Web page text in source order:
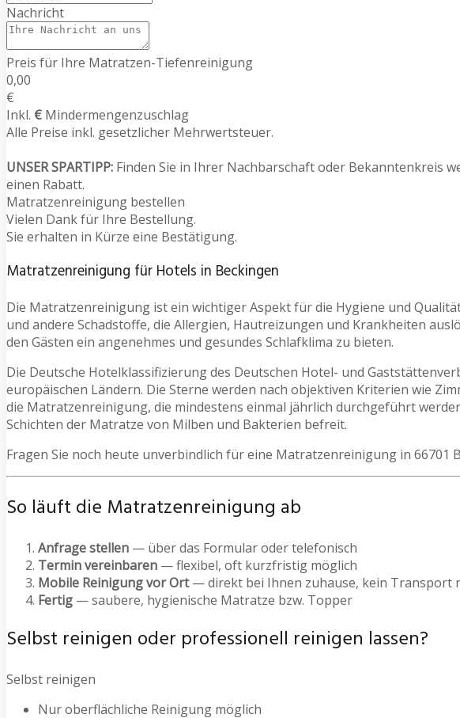
Nachricht
Preis für Ihre Matratzen-Tiefenreinigung
0,00
€
Inkl. € Mindermengenzuschlag
Alle Preise inkl. gesetzlicher Mehrwertsteuer.
UNSER SPARTIPP: Finden Sie in Ihrer Nachbarschaft oder Bekanntenkreis
einen Rabatt.
Matratzenreinigung bestellen
Vielen Dank für Ihre Bestellung.
Sie erhalten in Kürze eine Bestätigung.
Matratzenreinigung für Hotels in Beckingen
Die Matratzenreinigung ist ein wichtiger Aspekt für die Hygiene und
und andere Schadstoffe, die Allergien, Hautreizungen und Krankheiten
den Gästen ein angenehmes und gesundes Schlafklima zu bieten.
Die Deutsche Hotelklassifizierung des Deutschen Hotel- und
europäischen Ländern. Die Sterne werden nach objektiven Kriterien wie
die Matratzenreinigung, die mindestens einmal jährlich durchgeführt
Schichten der Matratze von Milben und Bakterien befreit.
Fragen Sie noch heute unverbindlich für eine Matratzenreinigung in 66701
So läuft die Matratzenreinigung ab
Anfrage stellen — über das Formular oder telefonisch
Termin vereinbaren — flexibel, oft kurzfristig möglich
Mobile Reinigung vor Ort— direkt bei Ihnen zuhause, kein Transport
Fertig — saubere, hygienische Matratze bzw. Topper
Selbst reinigen oder professionell reinigen lassen?
Selbst reinigen
Nur oberflächliche Reinigung möglich